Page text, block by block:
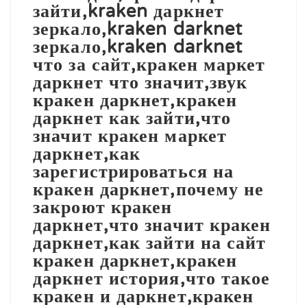
зайти,kraken даркнет
зеркало,kraken darknet
зеркало,kraken darknet
что за сайт,кракен маркет
даркнет что значит,звук
кракен даркнет,кракен
даркнет как зайти,что
значит кракен маркет
даркнет,как
зарегистрироваться на
кракен даркнет,почему не
закроют кракен
даркнет,что значит кракен
даркнет,как зайти на сайт
кракен даркнет,кракен
даркнет история,что такое
кракен и даркнет,кракен